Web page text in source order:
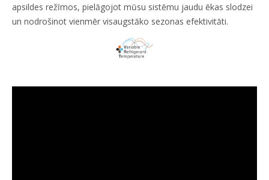
apsildes režīmos, pielāgojot mūsu sistēmu jaudu ēkas slodzei
un nodrošinot vienmēr visaugstāko sezonas efektivitāti.